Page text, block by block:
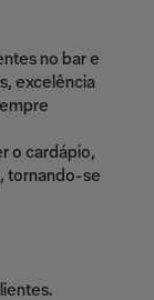
no bar e
excelência
o cardápio,
tornando-se